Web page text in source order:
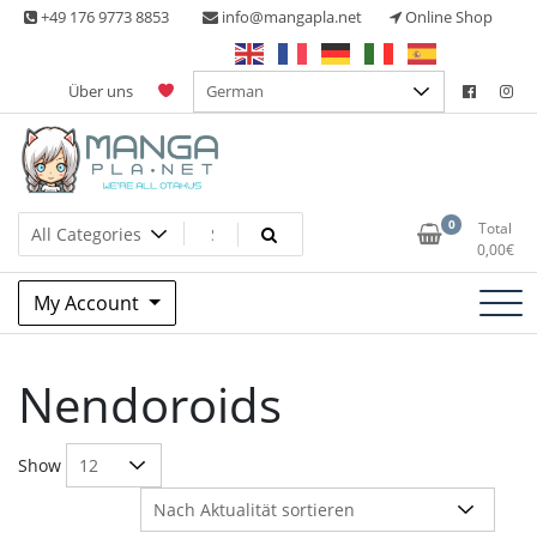
Skip +49 176 9773 8853 info@mangapla.net Online Shop
Über uns
Manga Planet
Split Part Online Shop 0
Total
0,00€
My Account
Nendoroids
Show